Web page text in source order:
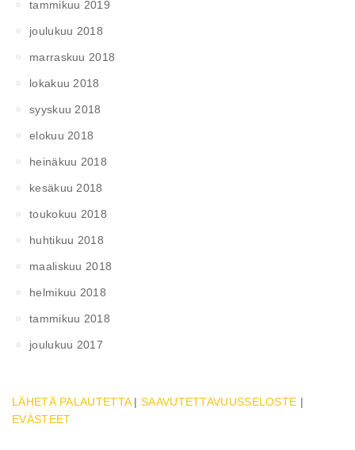
tammikuu 2019
joulukuu 2018
marraskuu 2018
lokakuu 2018
syyskuu 2018
elokuu 2018
heinäkuu 2018
kesäkuu 2018
toukokuu 2018
huhtikuu 2018
maaliskuu 2018
helmikuu 2018
tammikuu 2018
joulukuu 2017
LÄHETÄ PALAUTETTA|SAAVUTETTAVUUSSELOSTE |
EVÄSTEET